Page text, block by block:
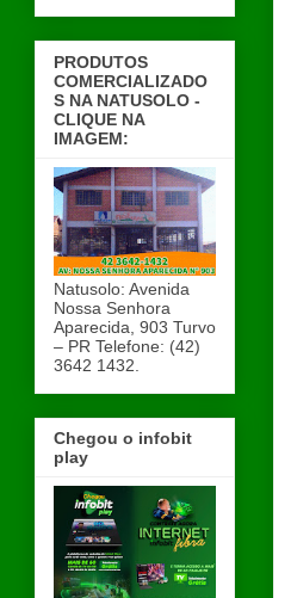
PRODUTOS
COMERCIALIZADO
S NA NATUSOLO -
CLIQUE NA
IMAGEM:
Natusolo: Avenida
Nossa Senhora
Aparecida, 903 Turvo
– PR Telefone: (42)
3642 1432.
Chegou o infobit
play